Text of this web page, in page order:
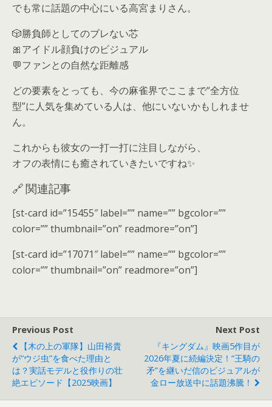
でも常に話題の中心にいる高宮まりさん。
🎲勝負師としてのブレない芯
🎀アイドル顔負けのビジュアル
💬ファンとの自然な距離感
どの要素をとっても、今の麻雀界でここまで“全方位
型”に人気を集めている人は、他にいないかもしれませ
ん。
これからも彼女の一打一打に注目しながら、
オフの表情にも癒されていきたいですね✨
🔗 関連記事
[st-card id=”15455″ label=”” name=”” bgcolor=””
color=”” thumbnail=”on” readmore=”on”]
[st-card id=”17071″ label=”” name=”” bgcolor=””
color=”” thumbnail=”on” readmore=”on”]
Previous Post
【木の上の軍隊】山田裕貴
が“ウジ虫”を食べた理由と
は？実話モデルと役作りの壮
絶エピソード【2025映画】
Next Post
『キングダム』映画5作目が
2026年夏に続編決定！“王騎の
矛”を継いだ信のビジュアルが
金ロー放送中に話題沸騰！